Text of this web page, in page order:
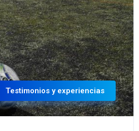
Testimonios y experiencias